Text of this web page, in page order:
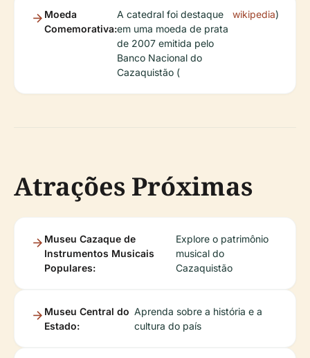
Moeda
Comemorativa:
A catedral foi destaque
em uma moeda de prata
de 2007 emitida pelo
Banco Nacional do
Cazaquistão (
wikipedia)
Atrações Próximas
Museu Cazaque de
Instrumentos Musicais
Populares:
Explore o patrimônio
musical do
Cazaquistão
Museu Central do
Estado:
Aprenda sobre a história e a
cultura do país